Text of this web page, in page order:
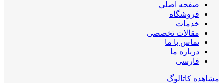
صفحه اصلی
فروشگاه
خدمات
مقالات تخصصی
تماس با ما
درباره ما
فارسی
مشاهده کاتالوگ